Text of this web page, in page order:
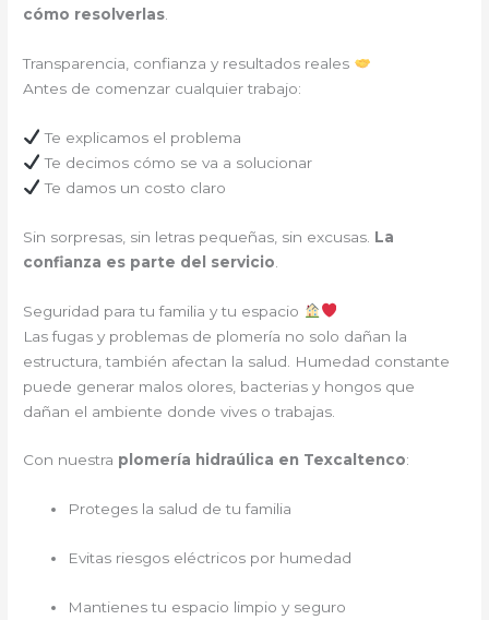
cómo resolverlas
Transparencia, confianza y resultados reales
Antes de comenzar cualquier trabajo:
Te explicamos el problema
Te decimos cómo se va a solucionar
Te damos un costo claro
Sin sorpresas, sin letras pequeñas, sin excusas. La
confianza es parte del servicio
Seguridad para tu familia y tu espacio
Las fugas y problemas de plomería no solo dañan la
estructura, también afectan la salud. Humedad constante
puede generar malos olores, bacterias y hongos que
dañan el ambiente donde vives o trabajas.
Con nuestra plomería hidraúlica en Texcaltenco:
Proteges la salud de tu familia
Evitas riesgos eléctricos por humedad
Mantienes tu espacio limpio y seguro